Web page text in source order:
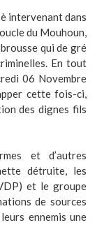
intervenant dans
du Mouhoun,
qui de gré
En tout
06 Novembre
cette fois-ci,
des dignes fils
et d’autres
détruite, les
et le groupe
de sources
ennemis une